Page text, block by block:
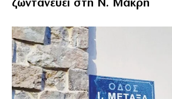
ζωντανεύει στη Ν. Μάκρη